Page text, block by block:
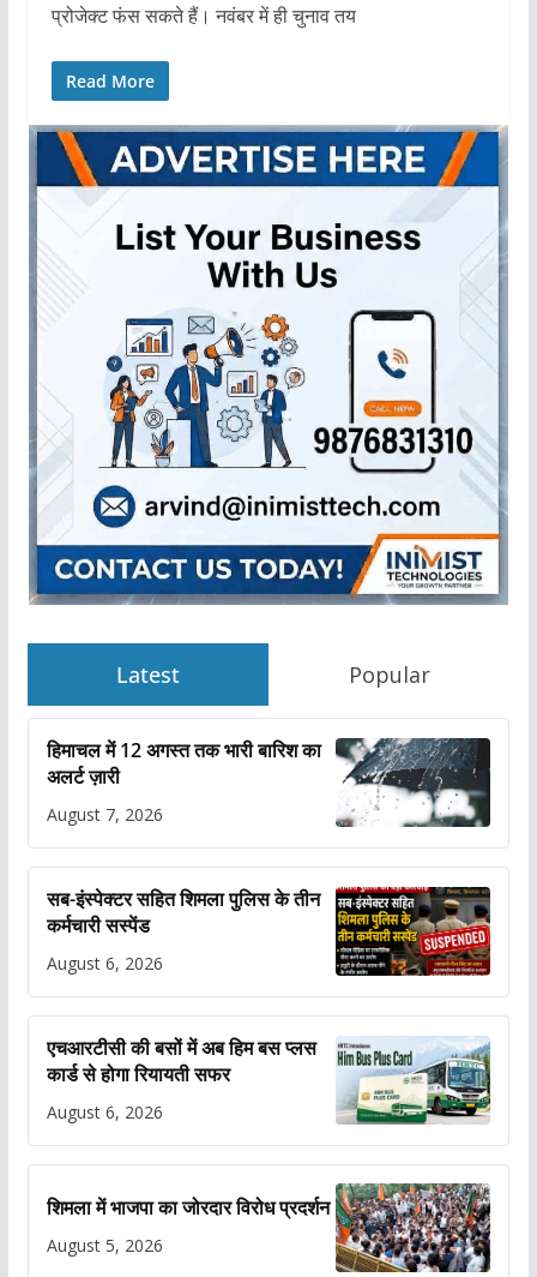
प्रोजेक्ट फंस सकते हैं। नवंबर में ही चुनाव तय
Read More
Latest Popular
हिमाचल में 12 अगस्त तक भारी बारिश का
अलर्ट ज़ारी
August 7, 2026
सब-इंस्पेक्टर सहित शिमला पुलिस के तीन
कर्मचारी सस्पेंड
August 6, 2026
एचआरटीसी की बसों में अब हिम बस प्लस
कार्ड से होगा रियायती सफर
August 6, 2026
शिमला में भाजपा का जोरदार विरोध प्रदर्शन
August 5, 2026